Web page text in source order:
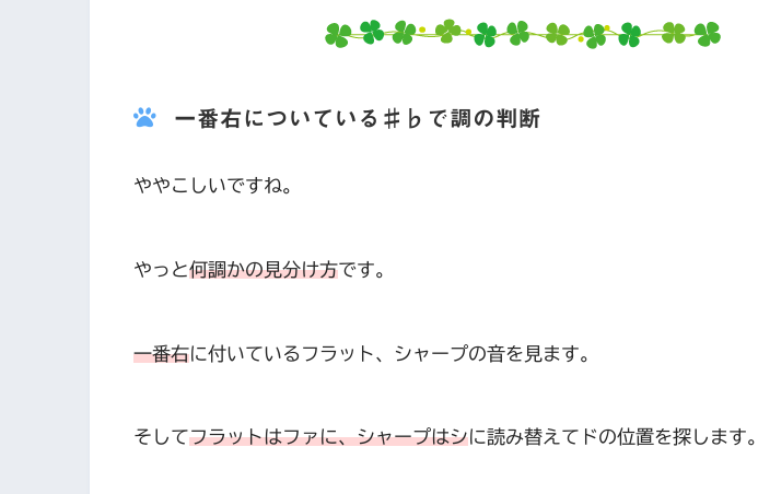
一番右についている♯♭で調の判断
ややこしいですね。
やっと何調かの見分け方です。
一番右に付いているフラット、シャープの音を見ます。
そしてフラットはファに、シャープはシに読み替えてドの位置を探します。